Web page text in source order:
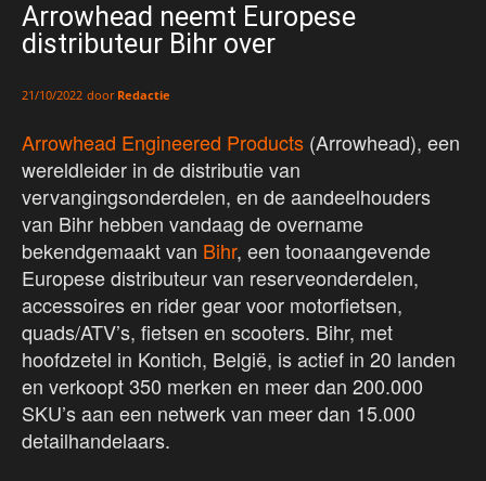
Arrowhead neemt Europese
distributeur Bihr over
21/10/2022 door Redactie
Arrowhead Engineered Products (Arrowhead), een
wereldleider in de distributie van
vervangingsonderdelen, en de aandeelhouders
van Bihr hebben vandaag de overname
bekendgemaakt van Bihr, een toonaangevende
Europese distributeur van reserveonderdelen,
accessoires en rider gear voor motorfietsen,
quads/ATV’s, fietsen en scooters. Bihr, met
hoofdzetel in Kontich, België, is actief in 20 landen
en verkoopt 350 merken en meer dan 200.000
SKU’s aan een netwerk van meer dan 15.000
detailhandelaars.